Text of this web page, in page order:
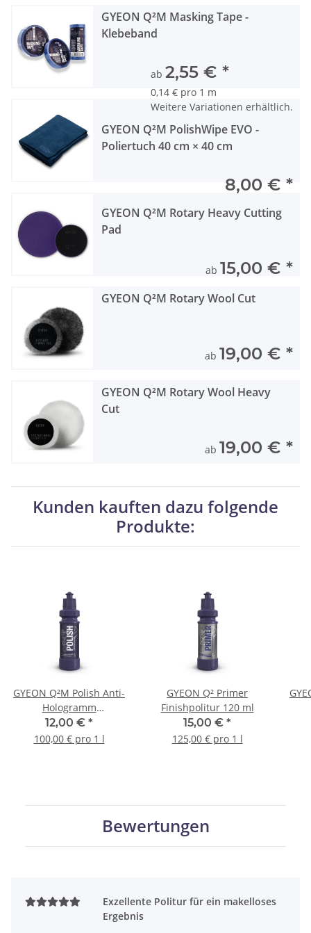
GYEON Q²M Masking Tape -
Klebeband
ab 2,55 € *
0,14 € pro 1 m
Weitere Variationen erhältlich.
GYEON Q²M PolishWipe EVO -
Poliertuch 40 cm × 40 cm
8,00 € *
GYEON Q²M Rotary Heavy Cutting
Pad
ab 15,00 € *
GYEON Q²M Rotary Wool Cut
ab 19,00 € *
GYEON Q²M Rotary Wool Heavy
Cut
ab 19,00 € *
Kunden kauften dazu folgende
Produkte:
GYEON Q²M Polish Anti-
Hologramm
Hochglanzpolitur 120 ml
12,00 € *
100,00 € pro 1 l
GYEON Q² Primer
Finishpolitur 120 ml
15,00 € *
125,00 € pro 1 l
Bewertungen
Exzellente Politur für ein makelloses
Ergebnis